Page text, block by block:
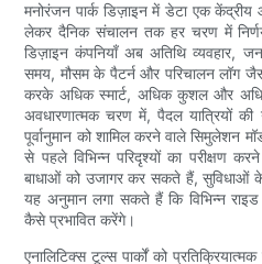
मनोरंजन पार्क डिज़ाइन में डेटा एक केंद्रीय
लेकर दैनिक संचालन तक हर चरण में
डिज़ाइन कंपनियाँ अब अतिथि व्यवहार,
समय, मौसम के पैटर्न और परिचालन लॉग
करके अधिक स्मार्ट, अधिक कुशल और
अवधारणात्मक चरण में, पैदल यात्रियों की
पूर्वानुमान को शामिल करने वाले सिमुलेशन
से पहले विभिन्न परिदृश्यों का परीक्षण
बाधाओं को उजागर कर सकते हैं, सुविधाओं
यह अनुमान लगा सकते हैं कि विभिन्न
कैसे प्रभावित करेंगे।
एनालिटिक्स टूल्स पार्कों को